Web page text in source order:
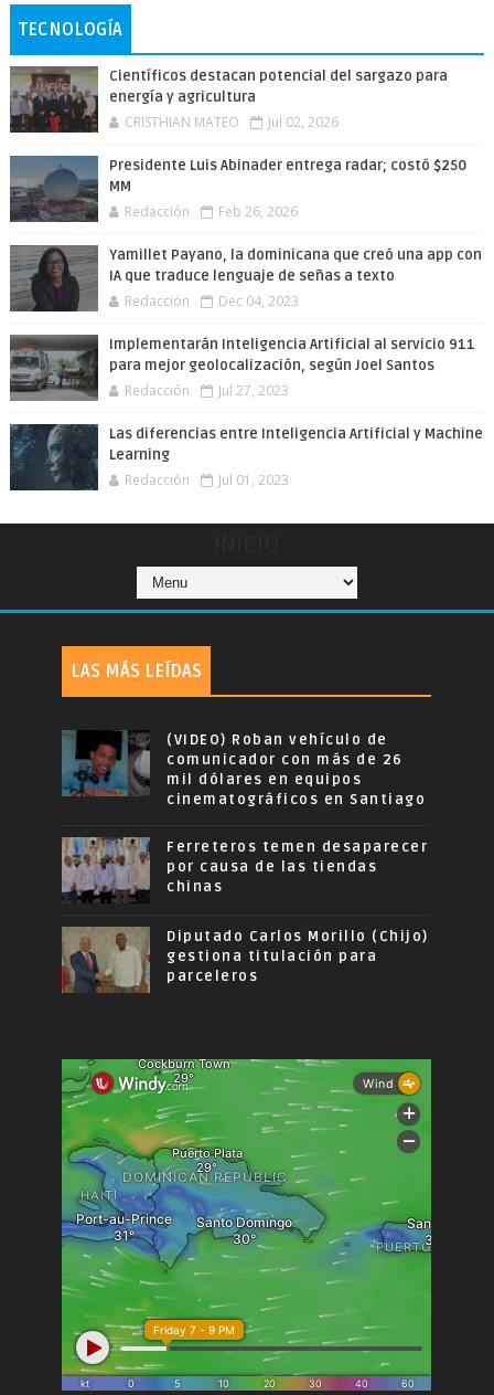
TECNOLOGÍA
Científicos destacan potencial del sargazo para
energía y agricultura
CRISTHIAN MATEO Jul 02, 2026
Presidente Luis Abinader entrega radar; costó $250
MM
Redacción Feb 26, 2026
Yamillet Payano, la dominicana que creó una app con
IA que traduce lenguaje de señas a texto
Redacción Dec 04, 2023
Implementarán Inteligencia Artificial al servicio 911
para mejor geolocalización, según Joel Santos
Redacción Jul 27, 2023
Las diferencias entre Inteligencia Artificial y Machine
Learning
Redacción Jul 01, 2023
LAS MÁS LEÍDAS
(VIDEO) Roban vehículo de
comunicador con más de 26
mil dólares en equipos
cinematográficos en Santiago
Ferreteros temen desaparecer
por causa de las tiendas
chinas
Diputado Carlos Morillo (Chijo)
gestiona titulación para
parceleros